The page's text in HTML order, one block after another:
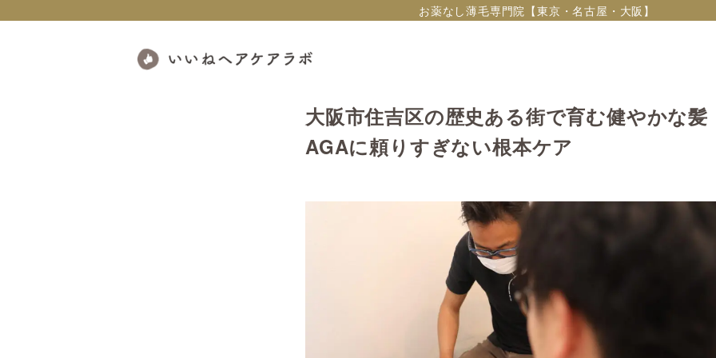
お薬なし薄毛専門院【東京・名古屋・大阪】
大阪市住吉区の歴史ある街で育む健やかな髪
AGAに頼りすぎない根本ケア